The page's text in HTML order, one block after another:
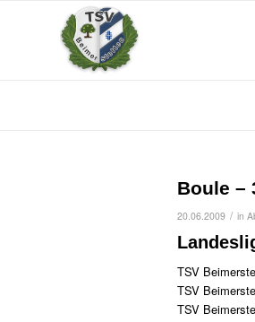
Boule –
20.06.2009 / in
TSV
TSV
TSV